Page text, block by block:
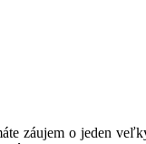
záujem o jeden